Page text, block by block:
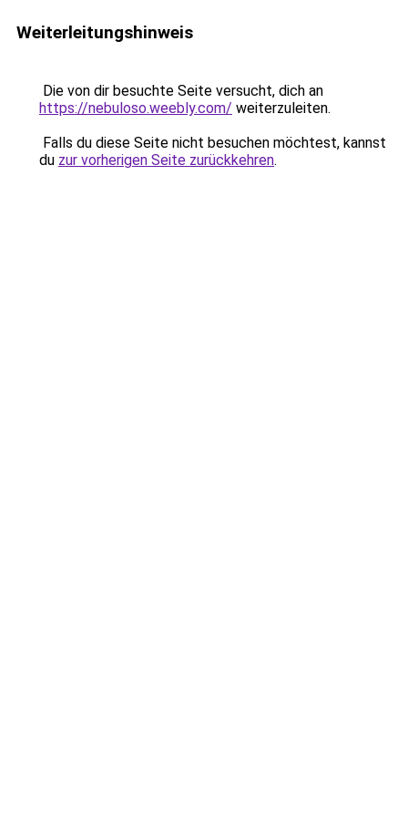
Weiterleitungshinweis
Die von dir besuchte Seite versucht, dich an
https://nebuloso.weebly.com/ weiterzuleiten.
Falls du diese Seite nicht besuchen möchtest, kannst
du zur vorherigen Seite zurückkehren.